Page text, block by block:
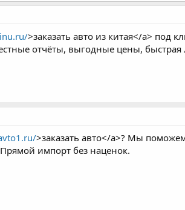
>заказать авто из китая</a> под
отчёты, выгодные цены, быстрая
>заказать авто</a>? Мы
импорт без наценок.